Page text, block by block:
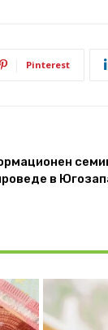
Pinterest
в